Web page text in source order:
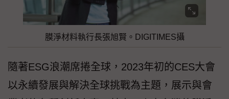
膜淨材料執行長張旭賢。DIGITIMES攝
隨著ESG浪潮席捲全球，2023年初的CES大會
以永續發展與解決全球挑戰為主題，展示與會